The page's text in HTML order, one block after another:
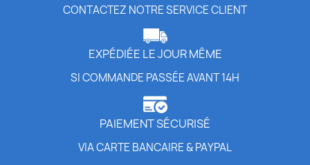
CONTACTEZ NOTRE SERVICE CLIENT
EXPÉDIÉE LE JOUR MÊME
SI COMMANDE PASSÉE AVANT 14H
PAIEMENT SÉCURISÉ
VIA CARTE BANCAIRE & PAYPAL